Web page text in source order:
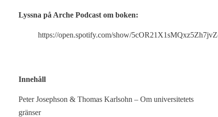
Lyssna på Arche Podcast om boken:
https://open.spotify.com/show/
Innehåll
Peter Josephson & Thomas Karlsohn – Om universitetets
gränser